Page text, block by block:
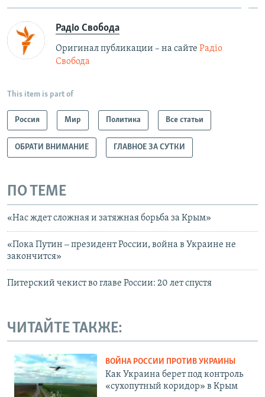
Радіо Свобода
Оригинал публикации – на сайте Радіо
Свобода
This item is part of
Россия Мир Политика Все статьи
ОБРАТИ ВНИМАНИЕ ГЛАВНОЕ ЗА СУТКИ
ПО ТЕМЕ
«Нас ждет сложная и затяжная борьба за Крым»
«Пока Путин ‒ президент России, война в Украине не
закончится»
Питерский чекист во главе России: 20 лет спустя
ЧИТАЙТЕ ТАКЖЕ:
ВОЙНА РОССИИ ПРОТИВ УКРАИНЫ
Как Украина берет под контроль
«сухопутный коридор» в Крым